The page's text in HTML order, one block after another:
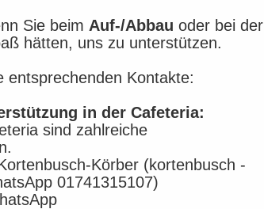
Sie beim Auf-/Abbau oder bei der
hätten, uns zu unterstützen.
entsprechenden Kontakte:
in der Cafeteria:
sind zahlreiche
Körber (kortenbusch -
01741315107)